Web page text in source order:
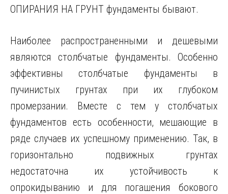
ОПИРАНИЯ НА ГРУНТ фундаменты бывают.
Наиболее распространенными и дешевыми
являются столбчатые фундаменты. Особенно
эффективны столбчатые фундаменты в
пучинистых грунтах при их глубоком
промерзании. Вместе с тем у столбчатых
фундаментов есть особенности, мешающие в
ряде случаев их успешному применению. Так, в
горизонтально подвижных грунтах
недостаточна их устойчивость к
опрокидыванию и для погашения бокового